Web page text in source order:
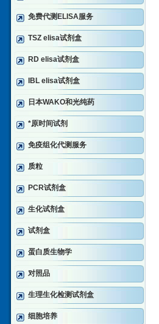
免费代测ELISA服务
TSZ elisa试剂盒
RD elisa试剂盒
IBL elisa试剂盒
日本WAKO和光纯药
*原时间试剂
免疫组化代测服务
质粒
PCR试剂盒
生化试剂盒
试剂盒
蛋白质生物学
对照品
生理生化检测试剂盒
细胞培养